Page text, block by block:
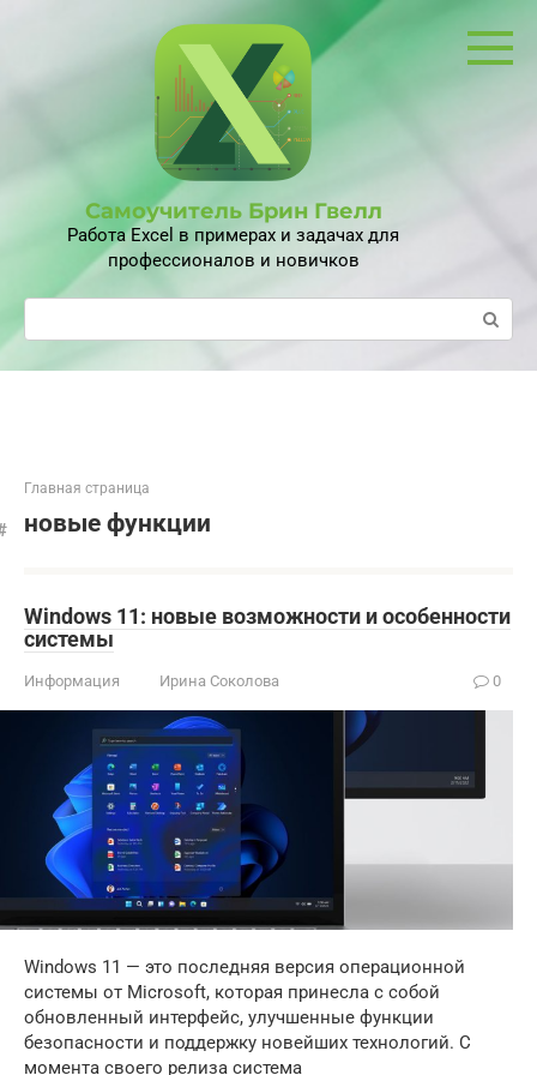
Самоучитель Брин Гвелл
Работа Excel в примерах и задачах для
профессионалов и новичков
Поиск:
Главная страница
новые функции
Windows 11: новые возможности и особенности
системы
Информация Ирина Соколова 0
Windows 11 — это последняя версия операционной
системы от Microsoft, которая принесла с собой
обновленный интерфейс, улучшенные функции
безопасности и поддержку новейших технологий. С
момента своего релиза система